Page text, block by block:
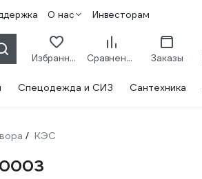
О нас Инвесторам
Избранное Сравнение Заказы
Спецодежда и СИЗ Сантехника
/ КЭС